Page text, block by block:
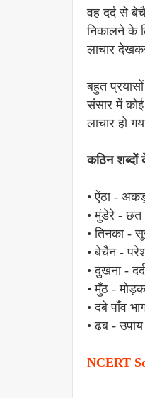
वह दर्द से
निकालने के
लाचार
बहुत
संसार में
लाचार हो
कठिन शब्दों
• ऐंठा -
• मुंडेरे - छत
• तिनका -
• बेचैन -
• दुखना -
• मुँठ -
• दबे पाँव
• ढब - उपाय
NCERT